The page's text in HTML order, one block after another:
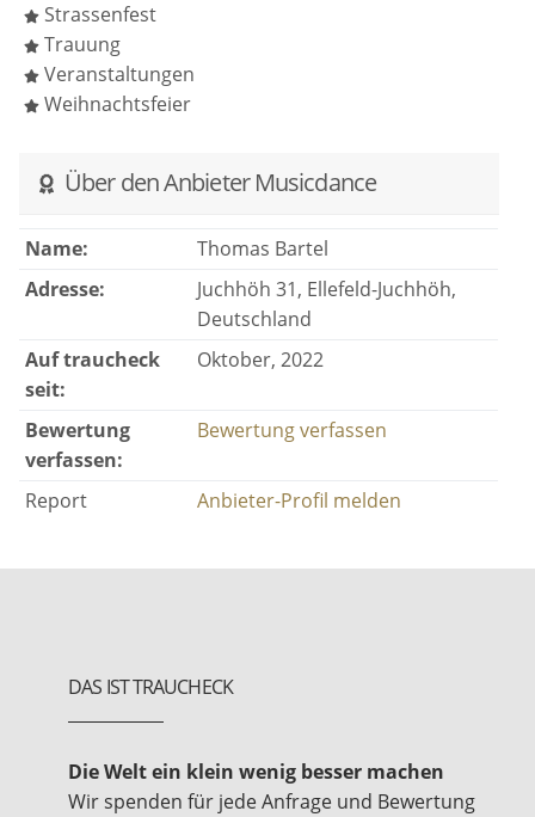
Strassenfest
Trauung
Veranstaltungen
Weihnachtsfeier
Über den Anbieter Musicdance
Name:
Thomas Bartel
Adresse:
Juchhöh 31, Ellefeld-Juchhöh,
Deutschland
Auf traucheck
seit:
Oktober, 2022
Bewertung
verfassen:
Bewertung verfassen
Report Anbieter-Profil melden
DAS IST TRAUCHECK
Die Welt ein klein wenig besser machen
Wir spenden für jede Anfrage und Bewertung